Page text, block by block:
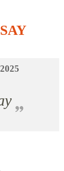
2025